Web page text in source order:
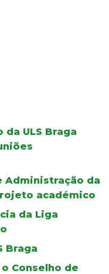
ULS Braga
Administração da
académico
da Liga
Braga
Conselho de